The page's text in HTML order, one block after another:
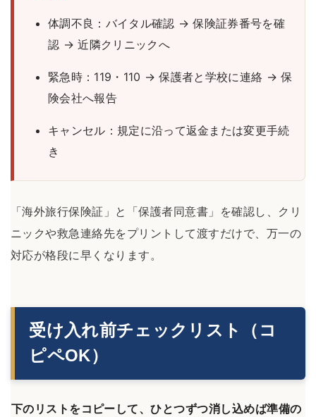
体調不良：バイタル確認 → 保険証券番号を確
認 → 近隣クリニックへ
緊急時：119・110 → 保護者と学校に連絡 → 保
険会社へ報告
キャンセル：規定に沿って返金または変更手続
き
「海外旅行保険証」と「保護者同意書」を確認し、クリ
ニックや救急連絡先をプリントして渡すだけで、万一の
対応が格段に早くなります。
受け入れ前チェックリスト（コ
ピペOK）
下のリストをコピーして、ひとつずつ消し込めば準備の